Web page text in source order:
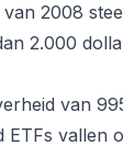
2008
2.000
van
ETFs vallen